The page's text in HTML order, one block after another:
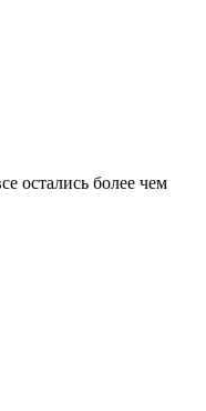
остались более чем